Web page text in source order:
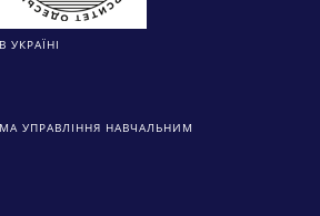
УКРАЇНІ
УПРАВЛІННЯ НАВЧАЛЬНИМ